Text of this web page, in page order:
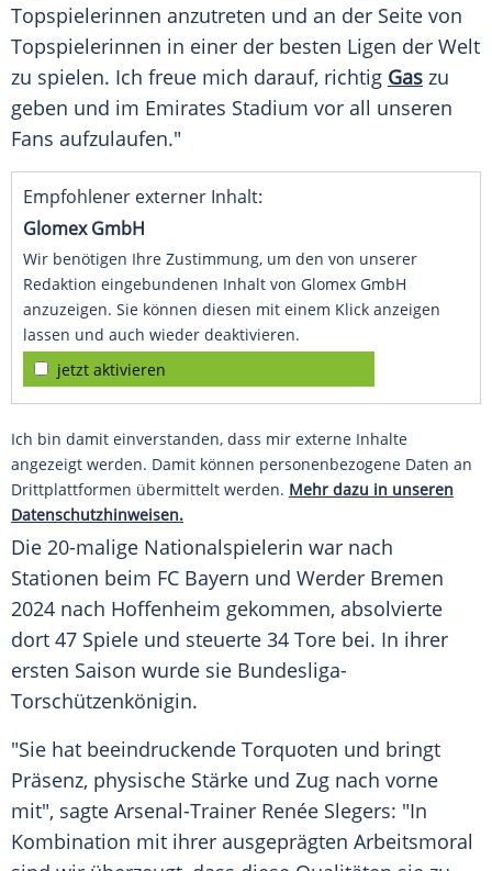
Topspielerinnen anzutreten und an der Seite von
Topspielerinnen in einer der besten Ligen der Welt
zu spielen. Ich freue mich darauf, richtig Gas zu
geben und im Emirates Stadium vor all unseren
Fans aufzulaufen."
Empfohlener externer Inhalt:
Glomex GmbH
Wir benötigen Ihre Zustimmung, um den von unserer
Redaktion eingebundenen Inhalt von Glomex GmbH
anzuzeigen. Sie können diesen mit einem Klick anzeigen
lassen und auch wieder deaktivieren.
jetzt aktivieren
Ich bin damit einverstanden, dass mir externe Inhalte
angezeigt werden. Damit können personenbezogene Daten an
Drittplattformen übermittelt werden. Mehr dazu in unseren
Datenschutzhinweisen.
Die 20-malige Nationalspielerin war nach
Stationen beim FC Bayern und Werder Bremen
2024 nach Hoffenheim gekommen, absolvierte
dort 47 Spiele und steuerte 34 Tore bei. In ihrer
ersten Saison wurde sie Bundesliga-
Torschützenkönigin.
"Sie hat beeindruckende Torquoten und bringt
Präsenz, physische Stärke und Zug nach vorne
mit", sagte Arsenal-Trainer Renée Slegers: "In
Kombination mit ihrer ausgeprägten Arbeitsmoral